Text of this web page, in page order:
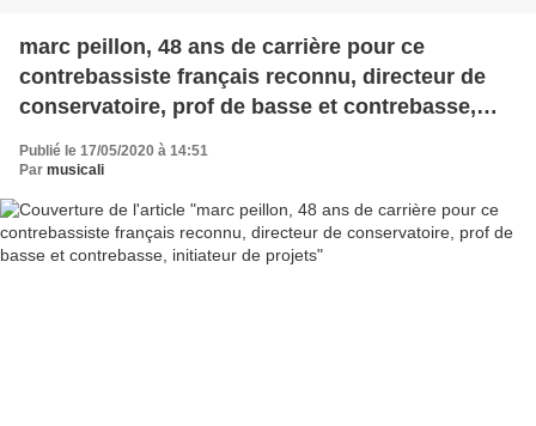
marc peillon, 48 ans de carrière pour ce
contrebassiste français reconnu, directeur de
conservatoire, prof de basse et contrebasse,
Publié le 17/05/2020 à 14:51
Par musicali